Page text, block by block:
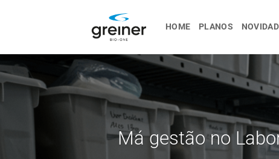
conteúdo
HOME PLANOS
Má gestão no